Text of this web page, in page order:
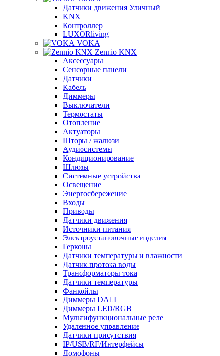
Датчики движения Уличный
KNX
Контроллер
LUXORliving
VOKA
Zennio KNX
Аксессуары
Сенсорные панели
Датчики
Кабель
Диммеры
Выключатели
Термостаты
Отопление
Актуаторы
Шторы / жалюзи
Аудиосистемы
Кондиционирование
Шлюзы
Системные устройства
Освещение
Энергосбережение
Входы
Приводы
Датчики движения
Источники питания
Электроустановочные изделия
Герконы
Датчики температуры и влажности
Датчик протока воды
Трансформаторы тока
Датчики температуры
Фанкойлы
Диммеры DALI
Диммеры LED/RGB
Мультифункциональные реле
Удаленное управление
Датчики присутствия
IP/USB/RF/Интерфейсы
Домофоны